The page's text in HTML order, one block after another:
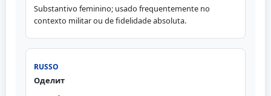
Substantivo feminino; usado frequentemente no
contexto militar ou de fidelidade absoluta.
Оделит